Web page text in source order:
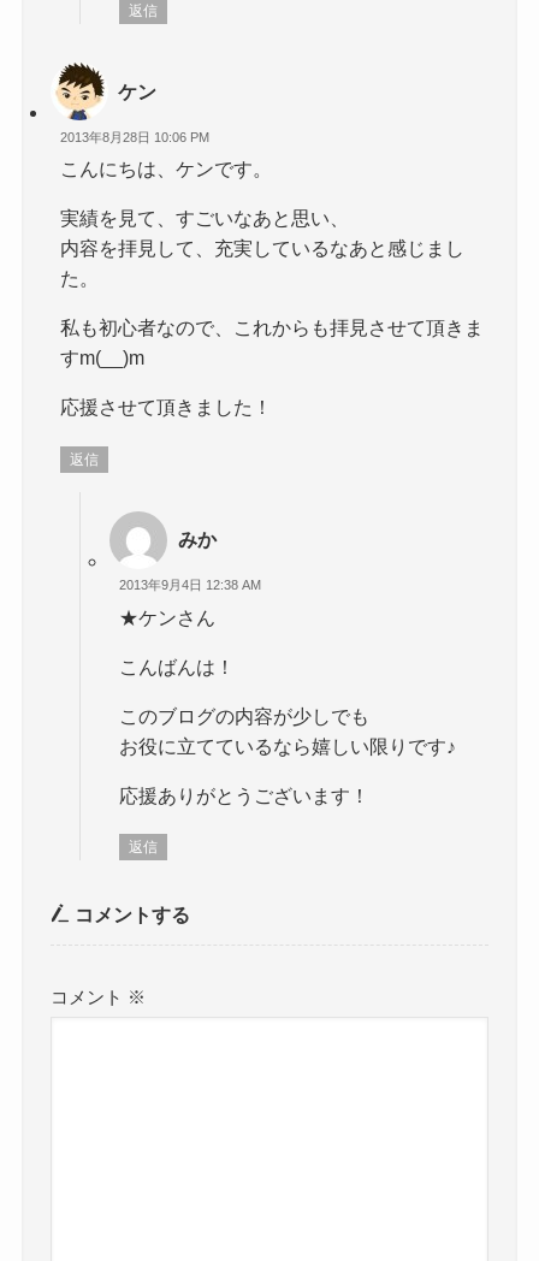
返信
ケン
2013年8月28日 10:06 PM
こんにちは、ケンです。
実績を見て、すごいなあと思い、
内容を拝見して、充実しているなあと感じまし
た。
私も初心者なので、これからも拝見させて頂きま
すm(__)m
応援させて頂きました！
返信
みか
2013年9月4日 12:38 AM
★ケンさん
こんばんは！
このブログの内容が少しでも
お役に立てているなら嬉しい限りです♪
応援ありがとうございます！
返信
コメントする
コメント ※